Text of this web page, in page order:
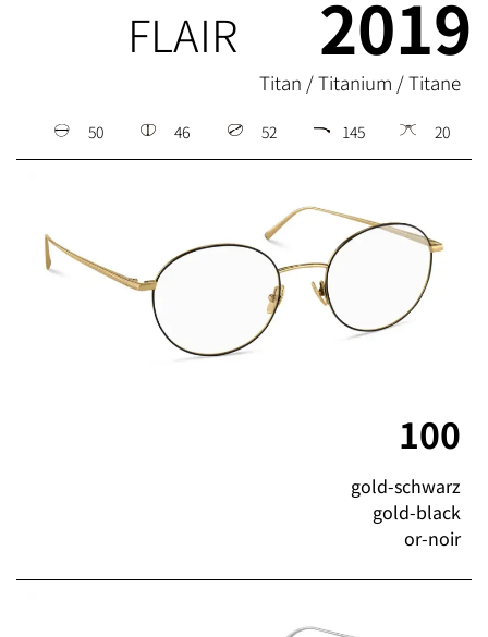
FLAIR 2019
Titan / Titanium / Titane
50 46 52 145 20
100
gold-schwarz
gold-black
or-noir